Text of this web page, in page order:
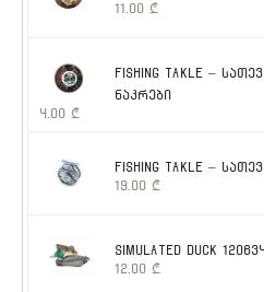
11.00 ₾
FISHING TAKLE –
ნაკრები
4.00 ₾
FISHING TAKLE –
19.00 ₾
SIMULATED DUCK
12.00 ₾